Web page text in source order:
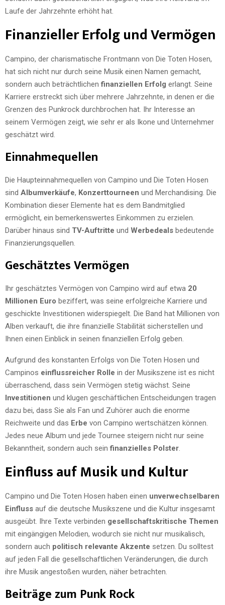
Laufe der Jahrzehnte erhöht hat.
Finanzieller Erfolg und Vermögen
Campino, der charismatische Frontmann von Die Toten Hosen,
hat sich nicht nur durch seine Musik einen Namen gemacht,
sondern auch beträchtlichenfinanziellen Erfolg erlangt. Seine
Karriere erstreckt sich über mehrere Jahrzehnte, in denen er die
Grenzen des Punkrock durchbrochen hat. Ihr Interesse an
seinem Vermögen zeigt, wie sehr er als Ikone und Unternehmer
geschätzt wird.
Einnahmequellen
Die Haupteinnahmequellen von Campino und Die Toten Hosen
sind Albumverkäufe, Konzerttourneen und Merchandising. Die
Kombination dieser Elemente hat es dem Bandmitglied
ermöglicht, ein bemerkenswertes Einkommen zu erzielen.
Darüber hinaus sind TV-Auftritte und Werbedeals bedeutende
Finanzierungsquellen.
Geschätztes Vermögen
Ihr geschätztes Vermögen von Campino wird auf etwa 20
Millionen Euro beziffert, was seine erfolgreiche Karriere und
geschickte Investitionen widerspiegelt. Die Band hat Millionen von
Alben verkauft, die ihre finanzielle Stabilität sicherstellen und
Ihnen einen Einblick in seinen finanziellen Erfolg geben.
Aufgrund des konstanten Erfolgs von Die Toten Hosen und
Campinos einflussreicher Rolle in der Musikszene ist es nicht
überraschend, dass sein Vermögen stetig wächst. Seine
Investitionen und klugen geschäftlichen Entscheidungen tragen
dazu bei, dass Sie als Fan und Zuhörer auch die enorme
Reichweite und das Erbe von Campino wertschätzen können.
Jedes neue Album und jede Tournee steigern nicht nur seine
Bekanntheit, sondern auch seinfinanzielles Polster
Einfluss auf Musik und Kultur
Campino und Die Toten Hosen haben einen unverwechselbaren
Einfluss auf die deutsche Musikszene und die Kultur insgesamt
ausgeübt. Ihre Texte verbinden gesellschaftskritische Themen
mit eingängigen Melodien, wodurch sie nicht nur musikalisch,
sondern auch politisch relevante Akzente setzen. Du solltest
auf jeden Fall die gesellschaftlichen Veränderungen, die durch
ihre Musik angestoßen wurden, näher betrachten.
Beiträge zum Punk Rock